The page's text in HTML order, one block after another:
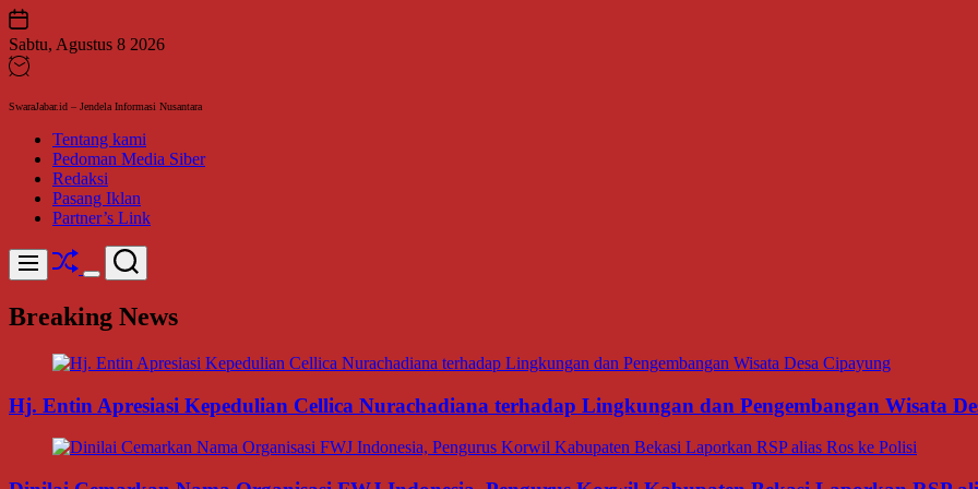
Skip
to
content
Sabtu, Agustus 8 2026
SwaraJabar.id – Jendela Informasi Nusantara
Tentang kami
Pedoman Media Siber
Redaksi
Pasang Iklan
Partner’s Link
Menu Shuffle
Switch
mode
Search
Breaking News
Hj. Entin Apresiasi Kepedulian Cellica Nurachadiana terhadap Lingkungan dan Pengembangan Wisata